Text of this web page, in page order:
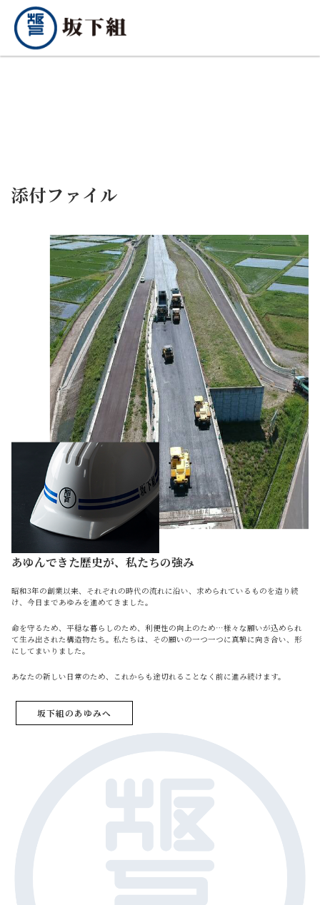
添付ファイル
あゆんできた歴史が、私たちの強み
昭和3年の創業以来、それぞれの時代の流れに沿い、求められているものを造り続
け、今日まであゆみを進めてきました。
命を守るため、平穏な暮らしのため、利便性の向上のため…様々な願いが込められ
て生み出された構造物たち。私たちは、その願いの一つ一つに真摯に向き合い、形
にしてまいりました。
あなたの新しい日常のため、これからも途切れることなく前に進み続けます。
坂下組のあゆみへ